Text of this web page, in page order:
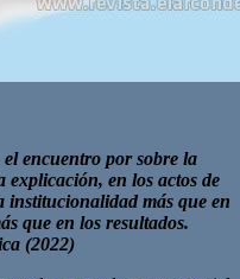
encuentro por sobre la
explicación, en los actos de
institucionalidad más que en
que en los resultados.
(2022)